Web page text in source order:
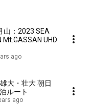
山：2023 SEA
Mt.GASSAN UHD
ago
大・壮大 朝日
ルート
ago